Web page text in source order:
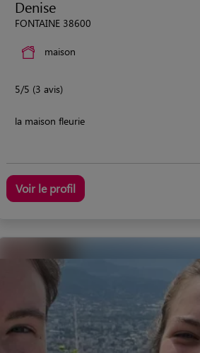
Denise
FONTAINE 38600
maison
5/5 (3 avis)
la maison fleurie
Voir le profil